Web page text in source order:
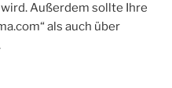
Außerdem sollte Ihre
als auch über